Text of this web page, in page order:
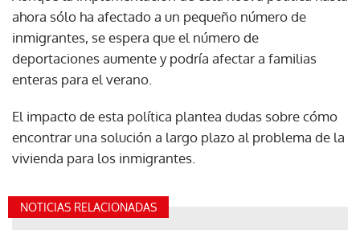
ahora sólo ha afectado a un pequeño número de
inmigrantes, se espera que el número de
deportaciones aumente y podría afectar a familias
enteras para el verano.
El impacto de esta política plantea dudas sobre cómo
encontrar una solución a largo plazo al problema de la
vivienda para los inmigrantes.
NOTICIAS RELACIONADAS